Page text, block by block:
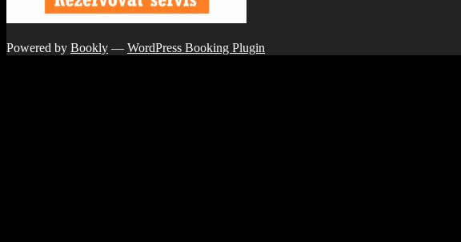
Powered by Bookly — WordPress Booking Plugin